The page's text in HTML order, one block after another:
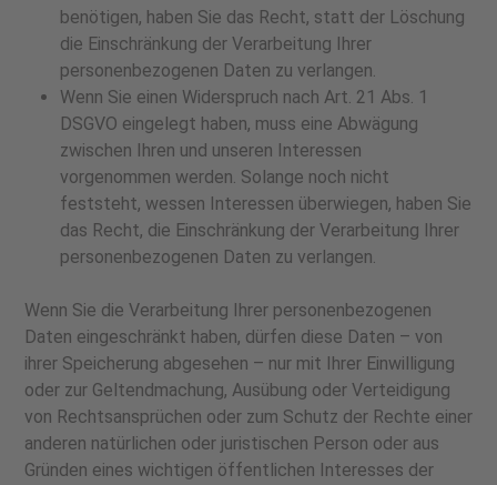
benötigen, haben Sie das Recht, statt der Löschung
die Einschränkung der Verarbeitung Ihrer
personenbezogenen Daten zu verlangen.
Wenn Sie einen Widerspruch nach Art. 21 Abs. 1
DSGVO eingelegt haben, muss eine Abwägung
zwischen Ihren und unseren Interessen
vorgenommen werden. Solange noch nicht
feststeht, wessen Interessen überwiegen, haben Sie
das Recht, die Einschränkung der Verarbeitung Ihrer
personenbezogenen Daten zu verlangen.
Wenn Sie die Verarbeitung Ihrer personenbezogenen
Daten eingeschränkt haben, dürfen diese Daten – von
ihrer Speicherung abgesehen – nur mit Ihrer Einwilligung
oder zur Geltendmachung, Ausübung oder Verteidigung
von Rechtsansprüchen oder zum Schutz der Rechte einer
anderen natürlichen oder juristischen Person oder aus
Gründen eines wichtigen öffentlichen Interesses der